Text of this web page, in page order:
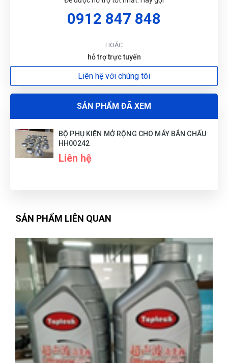
(Đánh giá 1 năm trước)
Lan Chi Trần
Cao Văn Hùng
(Đánh giá 1 năm trước)
Ở đây săn sale thích cực, mấy mẫu mới về liên tục
T
Tuyền
(Đánh giá 1 năm trước)
0912 847 848
HOẶC
hỗ trợ trực tuyến
Liên hệ với chúng tôi
SẢN PHẨM ĐÃ XEM
BỘ PHỤ KIỆN MỞ RỘNG CHO MÁY BẮN CHẤU
HH00242
Liên hệ
SẢN PHẨM LIÊN QUAN